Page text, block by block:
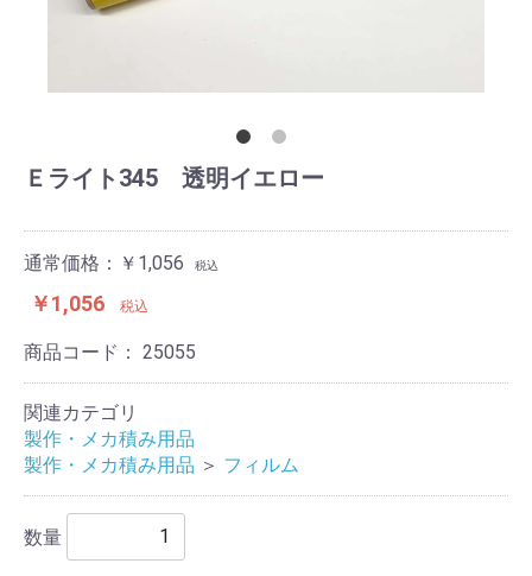
Ｅライト345 透明イエロー
通常価格：￥1,056 税込
￥1,056 税込
商品コード： 25055
関連カテゴリ
製作・メカ積み用品
製作・メカ積み用品 ＞ フィルム
数量